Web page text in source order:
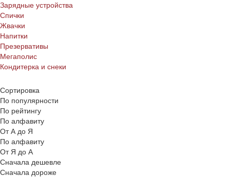
Зарядные устройства
Спички
Жвачки
Напитки
Презервативы
Мегаполис
Кондитерка и снеки
Сортировка
По популярности
По рейтингу
По алфавиту
От А до Я
По алфавиту
От Я до А
Сначала дешевле
Сначала дороже